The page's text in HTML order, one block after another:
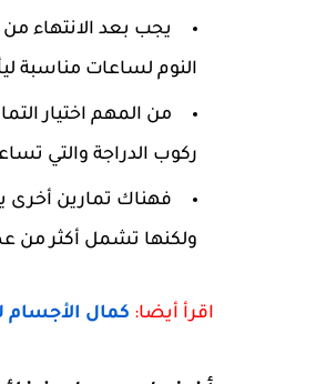
يجب بعد الانتهاء
النوم لساعات مناسبة
من المهم اختيار
ركوب الدراجة والتي
فهناك تمارين أخرى
ولكنها تشمل أكثر من
اقرأ أيضا: كمال الأجسام لمرضى القلب – 9